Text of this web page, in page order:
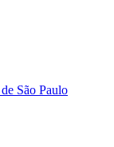
São Paulo